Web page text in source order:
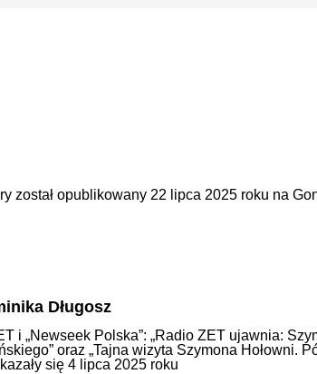
został opublikowany 22 lipca 2025 roku na
Długosz
i „Newseek Polska”: „Radio ZET ujawnia:
oraz „Tajna wizyta Szymona Hołowni.
się 4 lipca 2025 roku